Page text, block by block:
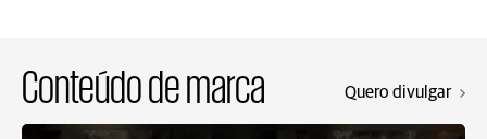
Conteúdo de marca Quero divulgar